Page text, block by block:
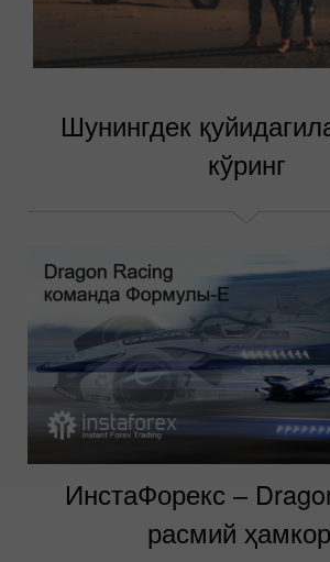
Шунингдек
кўринг
ИнстаФорекс –
расмий